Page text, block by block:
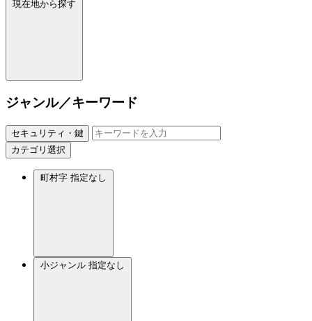
現在地から探す
ジャンル／キーワード
セキュリティ・鍵
カテゴリ選択
町村字 指定なし
小ジャンル 指定なし